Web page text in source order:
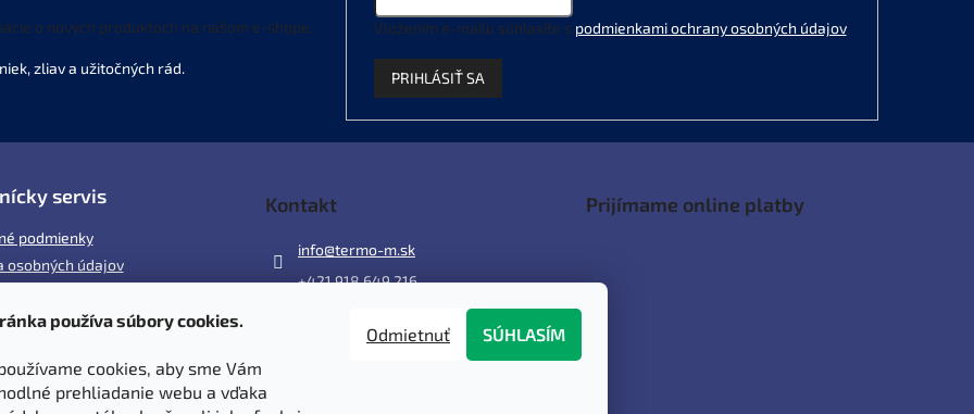
používa súbory cookies.
cookies, aby sme Vám
prehliadanie webu a vďaka
Odmietnuť SÚHLASÍM
o nových produktoch na našom e-shope. Vložením e-mailu súhlasíte s podmienkami ochrany osobných údajov.
PRIHLÁSIŤ SA
servis
podmienky
osobných údajov
Kontakt
info@termo-m.sk
+421 918 649 216
Prijímame online platby